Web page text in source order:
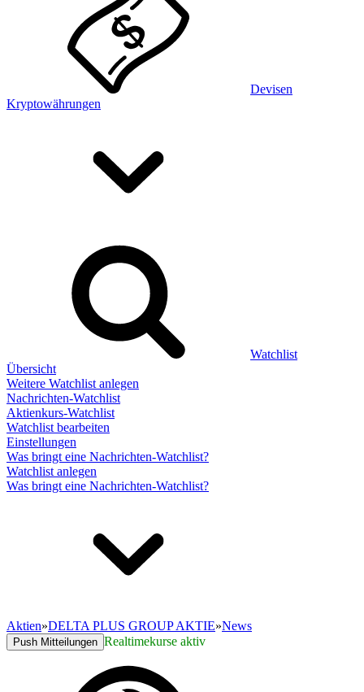
Devisen
Kryptowährungen
Watchlist
Übersicht
Weitere Watchlist anlegen
Nachrichten-Watchlist
Aktienkurs-Watchlist
Watchlist bearbeiten
Einstellungen
Was bringt eine Nachrichten-Watchlist?
Watchlist anlegen
Was bringt eine Nachrichten-Watchlist?
Aktien»DELTA PLUS GROUP AKTIE»News
Push Mitteilungen Realtimekurse aktiv